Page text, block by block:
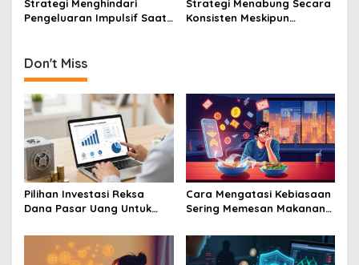
Strategi Menghindari
Pengeluaran Impulsif Saat
Ketat
Strategi Menabung Secara
Konsisten Meskipun
Don't Miss
Pilihan Investasi Reksa
Dana Pasar Uang Untuk
Cara Mengatasi Kebiasaan
Sering Memesan Makanan
Dompet Anda